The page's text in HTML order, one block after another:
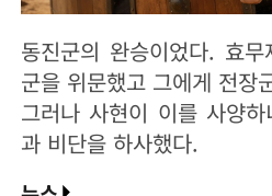
동진군의 완승이었다. 효
군을 위문했고 그에게 전장
그러나 사현이 이를 사양
과 비단을 하사했다.